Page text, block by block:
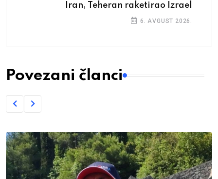
Iran, Teheran raketirao Izrael
6. AVGUST 2026.
Povezani članci